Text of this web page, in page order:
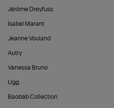
Jérôme Dreyfuss
Isabel Marant
Jeanne Vouland
Autry
Vanessa Bruno
Ugg
Baobab Collection